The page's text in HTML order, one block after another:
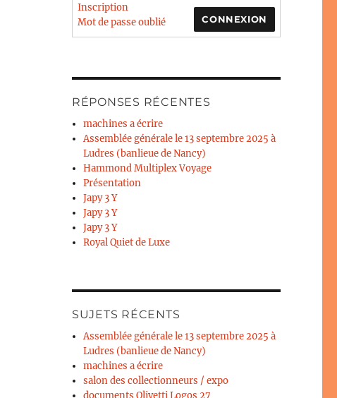
CONNEXION
Inscription
Mot de passe oublié
RÉPONSES RÉCENTES
machines a écrire
Assemblée générale le 13 septembre 2025 à
Ludres (banlieue de Nancy)
Hammond Multiplex Voyage
Présentation
Japy 3 Y
Japy 3 Y
Japy 3 Y
Royal Quiet de Luxe
SUJETS RÉCENTS
Assemblée générale le 13 septembre 2025 à
Ludres (banlieue de Nancy)
machines a écrire
salon des collectionneurs / expo
documents Olivetti Logos 27